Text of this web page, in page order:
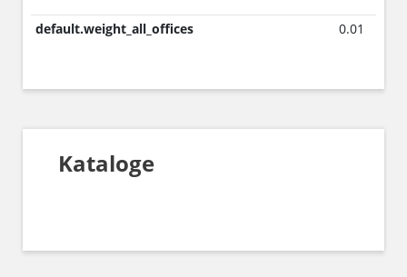
default.weight_all_offices 0.01
Kataloge